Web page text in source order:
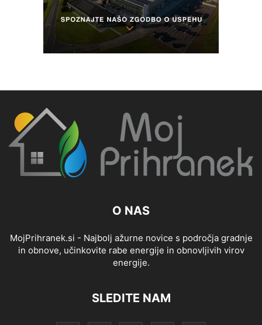
O NAS
MojPrihranek.si - Najbolj ažurne novice s področja gradnje
in obnove, učinkovite rabe energije in obnovljivih virov
energije.
SLEDITE NAM